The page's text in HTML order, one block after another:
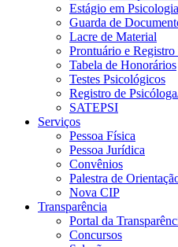
Estágio em Psicologia
Guarda de
Lacre de Material
Prontuário e
Tabela de Honorários
Testes Psicológicos
Registro de
SATEPSI
Serviços
Pessoa Física
Pessoa Jurídica
Convênios
Palestra de
Nova CIP
Transparência
Portal da
Concursos